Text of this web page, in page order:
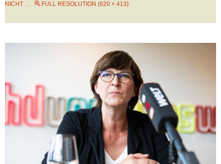
NICHT …
FULL RESOLUTION (620 × 413)